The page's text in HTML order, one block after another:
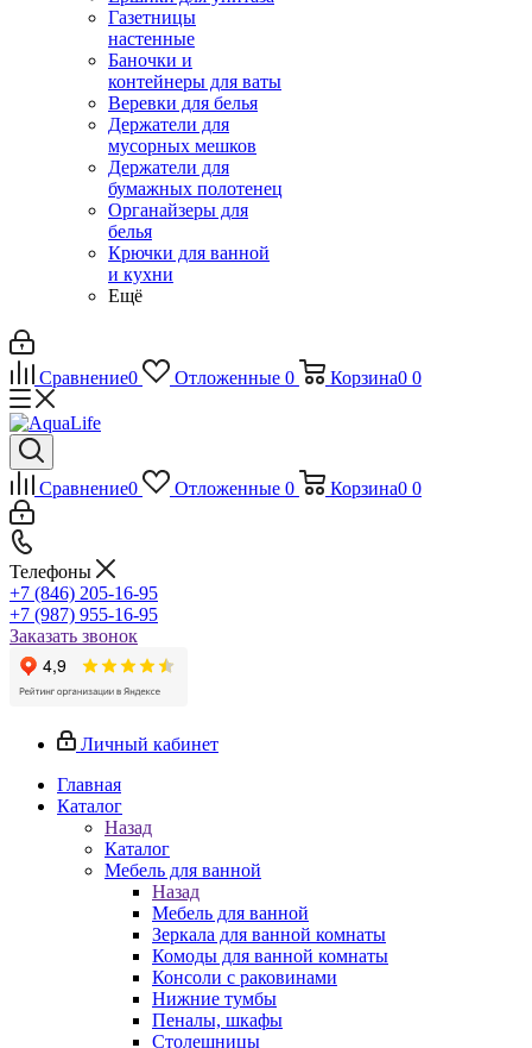
Газетницы
настенные
Баночки и
контейнеры для ваты
Веревки для белья
Держатели для
мусорных мешков
Держатели для
бумажных полотенец
Органайзеры для
белья
Крючки для ванной
и кухни
Ещё
Сравнение0 Отложенные 0 Корзина0 0
Сравнение0 Отложенные 0 Корзина0 0
Телефоны
+7 (846) 205-16-95
+7 (987) 955-16-95
Заказать звонок
Личный кабинет
Главная
Каталог
Назад
Каталог
Мебель для ванной
Назад
Мебель для ванной
Зеркала для ванной комнаты
Комоды для ванной комнаты
Консоли с раковинами
Нижние тумбы
Пеналы, шкафы
Столешницы